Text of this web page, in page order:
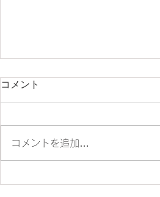
✨SM700 2022 カスタム車
✨
コメント
コメントを追加…